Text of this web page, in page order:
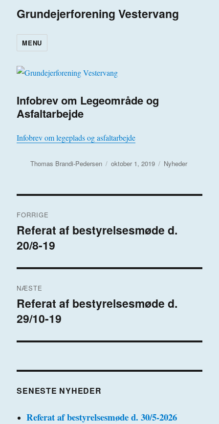
Grundejerforening Vestervang
MENU
Infobrev om Legeområde og
Asfaltarbejde
Infobrev om legeplads og asfaltarbejde
Forfatter
Thomas Brandi-Pedersen Udgivet
oktober 1, 2019 Kategorier
Nyheder
FORRIGE
Forrige
indlæg:
Referat af bestyrelsesmøde d.
20/8-19
NÆSTE
Næste
indlæg:
Referat af bestyrelsesmøde d.
29/10-19
SENESTE NYHEDER
Referat af bestyrelsesmøde d. 30/5-2026